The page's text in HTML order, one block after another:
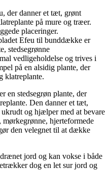
der danner et tæt, grønt
på mure og træer.
placeringer.
Efeu til bunddække er
stedsegrønne
vedligeholdelse og trives i
på en alsidig plante, der
klatreplante.
en stedsegrøn plante, der
Den danner et tæt,
og hjælper med at bevare
hjerteformede
den velegnet til at dække
jord og kan vokse i både
dog en let sur jord og